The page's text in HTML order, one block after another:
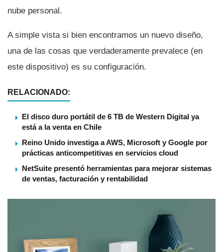
nube personal.
A simple vista si bien encontramos un nuevo diseño,
una de las cosas que verdaderamente prevalece (en
este dispositivo) es su configuración.
RELACIONADO:
El disco duro portátil de 6 TB de Western Digital ya
está a la venta en Chile
Reino Unido investiga a AWS, Microsoft y Google por
prácticas anticompetitivas en servicios cloud
NetSuite presentó herramientas para mejorar sistemas
de ventas, facturación y rentabilidad